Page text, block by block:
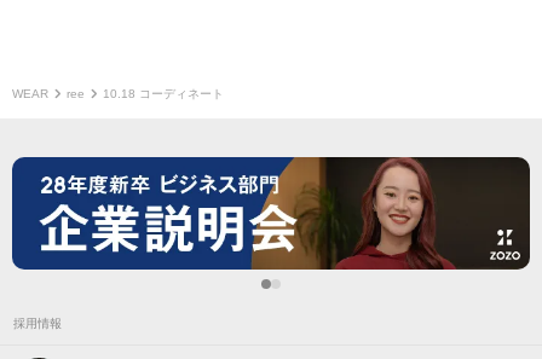
WEAR ree 10.18 コーディネート
採用情報